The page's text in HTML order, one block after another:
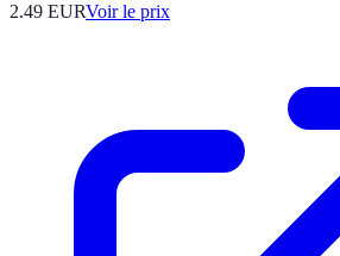
2.49 EURVoir le prix